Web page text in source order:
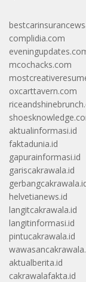
complidia.com
mcochacks.com
oxcarttavern.com
aktualinformasi.id
faktadunia.id
gapurainformasi.id
gariscakrawala.id
helvetianews.id
langitcakrawala.id
langitinformasi.id
pintucakrawala.id
aktualberita.id
cakrawalafakta.id